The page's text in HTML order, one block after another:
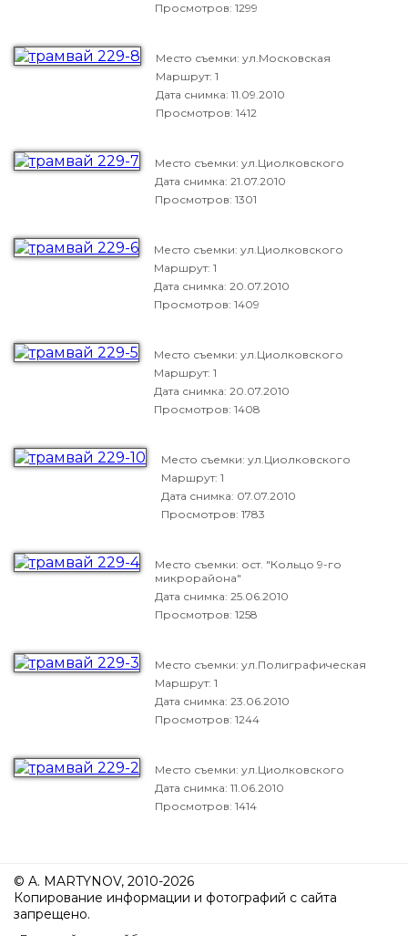
Просмотров: 1299
Место съемки: ул.Московская
Маршрут: 1
Дата снимка: 11.09.2010
Просмотров: 1412
Место съемки: ул.Циолковского
Дата снимка: 21.07.2010
Просмотров: 1301
Место съемки: ул.Циолковского
Маршрут: 1
Дата снимка: 20.07.2010
Просмотров: 1409
Место съемки: ул.Циолковского
Маршрут: 1
Дата снимка: 20.07.2010
Просмотров: 1408
Место съемки: ул.Циолковского
Маршрут: 1
Дата снимка: 07.07.2010
Просмотров: 1783
Место съемки: ост. "Кольцо 9-го
микрорайона"
Дата снимка: 25.06.2010
Просмотров: 1258
Место съемки: ул.Полиграфическая
Маршрут: 1
Дата снимка: 23.06.2010
Просмотров: 1244
Место съемки: ул.Циолковского
Дата снимка: 11.06.2010
Просмотров: 1414
© A. MARTYNOV, 2010-2026
Копирование информации и фотографий с сайта
запрещено.